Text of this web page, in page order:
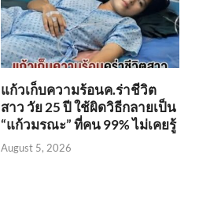
แก้วเก็บความร้อนค.ร่าชีวิต
สาว วัย 25 ปี ใช้ผิดวิธีกลายเป็น
“แก้วมรณะ” ที่คน 99% ไม่เคยรู้
August 5, 2026